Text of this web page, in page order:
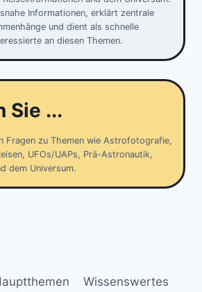
Informationen, erklärt zentrale
und dient als schnelle
an diesen Themen.
Sie ...
Fragen zu Themen wie Astrofotografie,
UFOs/UAPs, Prä-Astronautik,
dem Universum.
Wissenswertes